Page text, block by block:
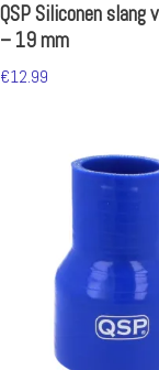
QSP Siliconen slang
– 19 mm
€12.99